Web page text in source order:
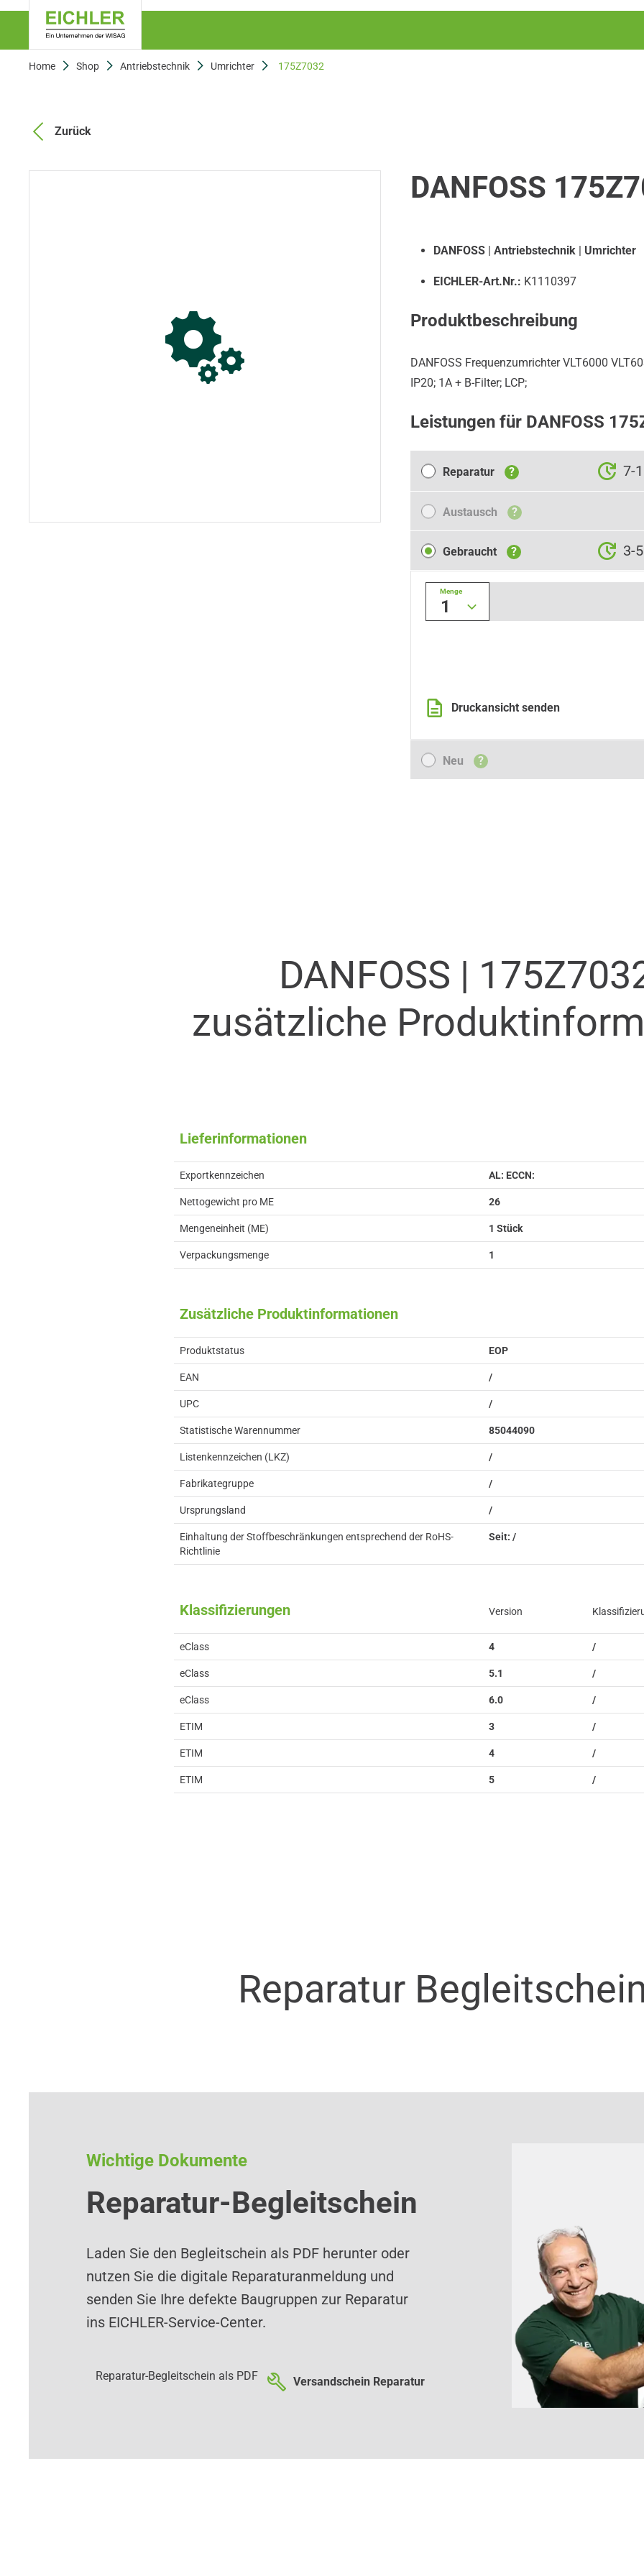
Home Shop Antriebstechnik Umrichter 175Z7032
Zurück
DANFOSS
DANFOSS | Antriebstechnik | Umrichter
EICHLER-Art.Nr.: K1110397
Produktbeschreibung
DANFOSS Frequenzumrichter VLT6000
IP20; 1A + B-Filter; LCP;
Leistungen für DANFOSS
Reparatur
Reparatur ? 7-
Austausch
Austausch ?
Gebraucht
Gebraucht ? 3-
1
Menge
Druckansicht senden
Neu
Neu ?
DANFOSS |
zusätzliche
Lieferinformationen
Exportkennzeichen AL: ECCN:
Nettogewicht pro ME 26
Mengeneinheit (ME) 1 Stück
Verpackungsmenge 1
Zusätzliche Produktinformationen
Produktstatus EOP
EAN /
UPC /
Statistische Warennummer 85044090
Listenkennzeichen (LKZ) /
Fabrikategruppe /
Ursprungsland /
Einhaltung der Stoffbeschränkungen entsprechend der RoHS-
Richtlinie
Seit: /
Klassifizierungen Version
eClass 4 /
eClass 5.1 /
eClass 6.0 /
ETIM 3 /
ETIM 4 /
ETIM 5 /
Reparatur
Wichtige Dokumente
Reparatur-Begleitschein
Laden Sie den Begleitschein als PDF herunter oder
nutzen Sie die digitale Reparaturanmeldung und
senden Sie Ihre defekte Baugruppen zur Reparatur
ins EICHLER-Service-Center.
Reparatur-Begleitschein als PDF Versandschein Reparatur